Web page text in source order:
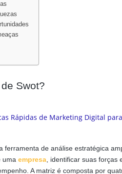
Swot?
ferramenta de análise estratégica
uma empresa , identificar suas
A matriz é composta por